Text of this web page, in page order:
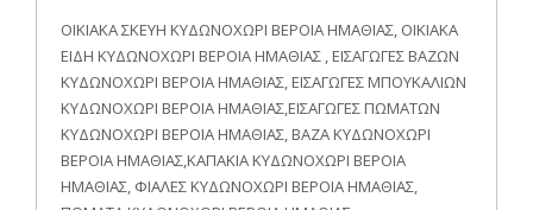
ΟΙΚΙΑΚΑ ΣΚΕΥΗ ΚΥΔΩΝΟΧΩΡΙ ΒΕΡΟΙΑ ΗΜΑΘΙΑΣ, ΟΙΚΙΑΚΑ
ΕΙΔΗ ΚΥΔΩΝΟΧΩΡΙ ΒΕΡΟΙΑ ΗΜΑΘΙΑΣ , ΕΙΣΑΓΩΓΕΣ ΒΑΖΩΝ
ΚΥΔΩΝΟΧΩΡΙ ΒΕΡΟΙΑ ΗΜΑΘΙΑΣ, ΕΙΣΑΓΩΓΕΣ ΜΠΟΥΚΑΛΙΩΝ
ΚΥΔΩΝΟΧΩΡΙ ΒΕΡΟΙΑ ΗΜΑΘΙΑΣ,ΕΙΣΑΓΩΓΕΣ ΠΩΜΑΤΩΝ
ΚΥΔΩΝΟΧΩΡΙ ΒΕΡΟΙΑ ΗΜΑΘΙΑΣ, ΒΑΖΑ ΚΥΔΩΝΟΧΩΡΙ
ΒΕΡΟΙΑ ΗΜΑΘΙΑΣ,ΚΑΠΑΚΙΑ ΚΥΔΩΝΟΧΩΡΙ ΒΕΡΟΙΑ
ΗΜΑΘΙΑΣ, ΦΙΑΛΕΣ ΚΥΔΩΝΟΧΩΡΙ ΒΕΡΟΙΑ ΗΜΑΘΙΑΣ,